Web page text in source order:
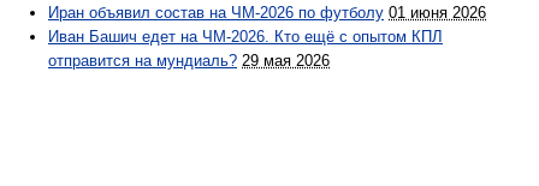
Иран объявил состав на ЧМ-2026 по футболу 01 июня 2026
Иван Башич едет на ЧМ-2026. Кто ещё с опытом КПЛ
отправится на мундиаль? 29 мая 2026